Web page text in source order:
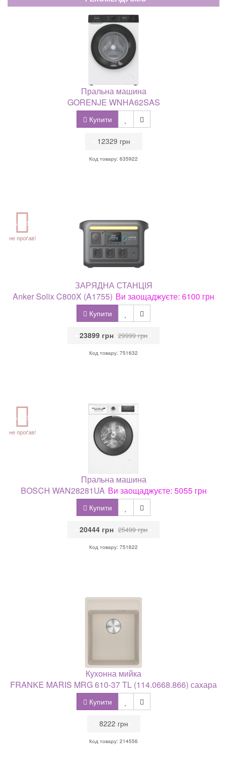
Пральна машина
GORENJE WNHA62SAS
Купити
12329 грн
Код товару: 635922
АКЦІЯ
не проґав!
ЗАРЯДНА СТАНЦІЯ
Anker Solix C800X (A1755) Ви заощаджуєте: 6100 грн
Купити
23899 грн 29999 грн
Код товару: 751632
АКЦІЯ
не проґав!
Пральна машина
BOSCH WAN28281UA Ви заощаджуєте: 5055 грн
Купити
20444 грн 25499 грн
Код товару: 751622
Кухонна мийка
FRANKE MARIS MRG 610-37 TL (114.0668.866) сахара
Купити
8222 грн
Код товару: 214556